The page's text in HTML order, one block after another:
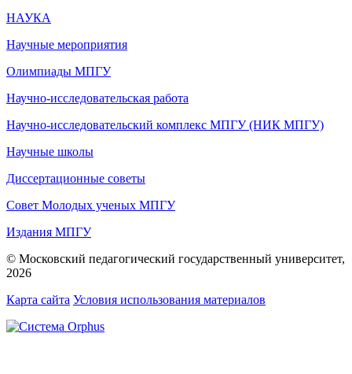
НАУКА
Научные мероприятия
Олимпиады МПГУ
Научно-исследовательская работа
Научно-исследовательский комплекс МПГУ (НИК МПГУ)
Научные школы
Диссертационные советы
Совет Молодых ученых МПГУ
Издания МПГУ
© Московский педагогический государственный университет,
2026
Карта сайта Условия использования материалов